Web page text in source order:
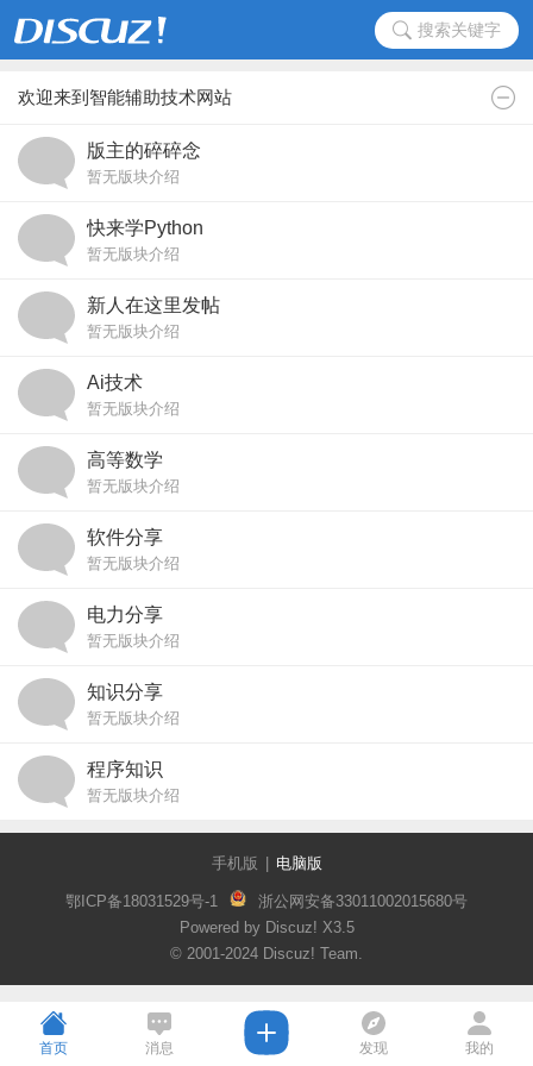
搜索关键字
欢迎来到智能辅助技术网站
版主的碎碎念
暂无版块介绍
快来学Python
暂无版块介绍
新人在这里发帖
暂无版块介绍
Ai技术
暂无版块介绍
高等数学
暂无版块介绍
软件分享
暂无版块介绍
电力分享
暂无版块介绍
知识分享
暂无版块介绍
程序知识
暂无版块介绍
手机版 电脑版
鄂ICP备18031529号-1
浙公网安备33011002015680号
Powered by Discuz! X3.5
© 2001-2024 Discuz! Team.
首页 消息 发现 我的